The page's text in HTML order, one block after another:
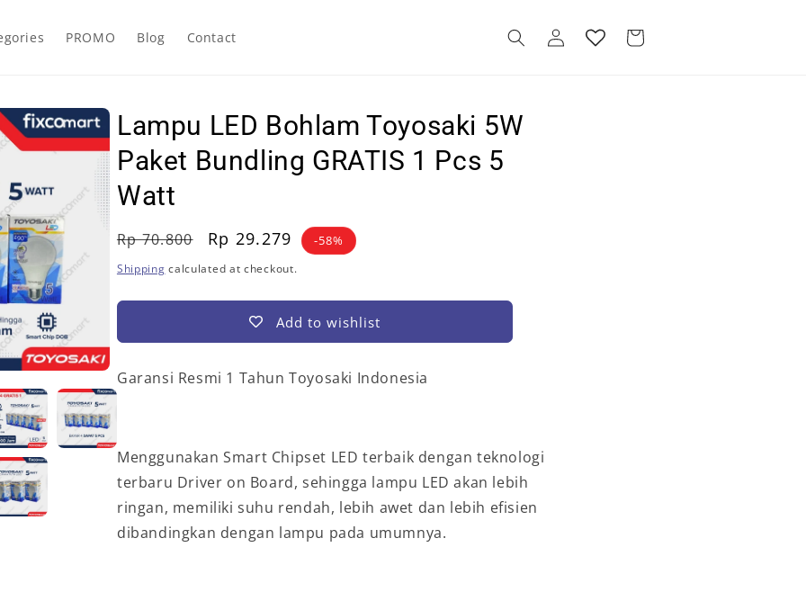
PROMO Blog Contact
Log
in
Cart
Lampu LED Bohlam Toyosaki 5W
Paket Bundling GRATIS 1 Pcs 5
Watt
Regular
price
Rp 70.800
Sale
price
Rp 29.279 -58%
Shipping calculated at checkout.
Add to wishlist
Garansi Resmi 1 Tahun Toyosaki Indonesia
Menggunakan Smart Chipset LED terbaik dengan teknologi
terbaru Driver on Board, sehingga lampu LED akan lebih
ringan, memiliki suhu rendah, lebih awet dan lebih efisien
dibandingkan dengan lampu pada umumnya.